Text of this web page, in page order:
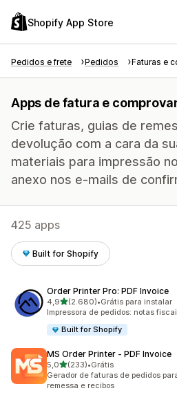
Shopify App Store
Pedidos e frete Pedidos Faturas e
Apps de fatura e
Crie faturas, guias de
devolução com a cara da
materiais para impressão
anexo nos e-mails de
425 apps
Built for Shopify
Order Printer Pro: PDF Invoice
4,9de 5 estrelas
(2.680)
2680 avaliações ao todo
•Grátis para instalar
Impressora de pedidos: notas
Built for Shopify
MS Order Printer ‑ PDF Invoice
5,0de 5 estrelas
(233)
233 avaliações ao todo
•Grátis
Gerador de faturas de pedidos
remessa e recibos